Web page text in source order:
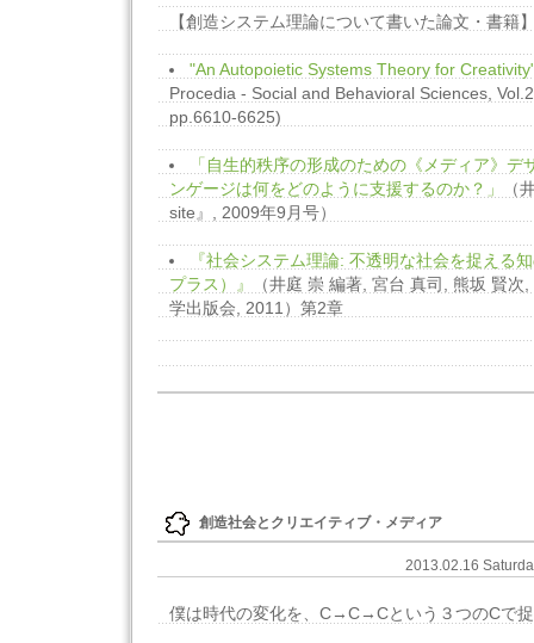
【創造システム理論について書いた論文・書籍
"An Autopoietic Systems Theory for
Procedia - Social and Behavioral Sciences,
pp.6610-6625)
「自生的秩序の形成のための《メディア》
ンゲージは何をどのように支援するのか？」
（
site』, 2009年9月号）
『社会システム理論: 不透明な社会を捉える
プラス）』
（井庭 崇 編著, 宮台 真司, 熊坂 賢
学出版会, 2011）第2章
創造社会とクリエイティブ・メディア
2013.02.16
僕は時代の変化を、C→C→Cという３つのCで